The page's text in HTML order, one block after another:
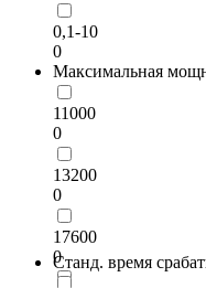
0,1-10
0
Максимальная
11000
0
13200
0
17600
0
Станд. время